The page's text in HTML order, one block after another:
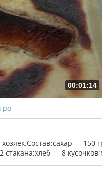
00:01:14
— 150
— 8